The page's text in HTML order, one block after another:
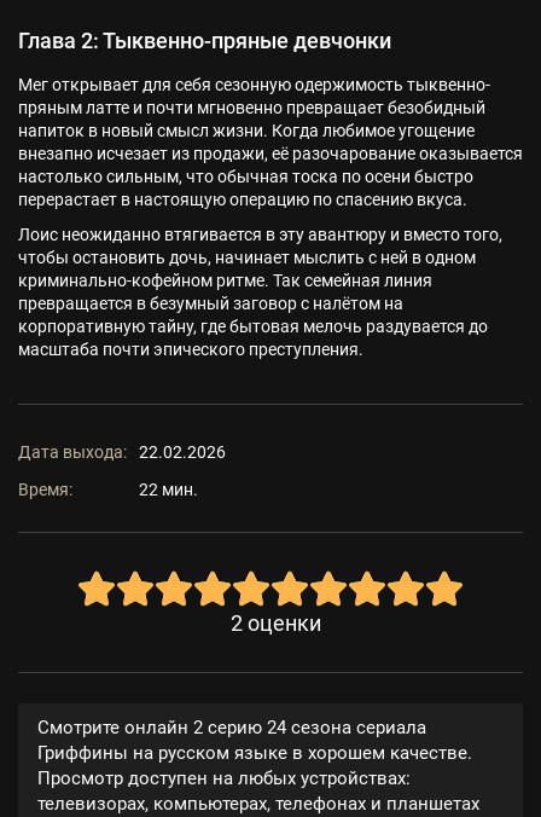
Глава 2: Тыквенно-пряные девчонки
Мег открывает для себя сезонную одержимость тыквенно-
пряным латте и почти мгновенно превращает безобидный
напиток в новый смысл жизни. Когда любимое угощение
внезапно исчезает из продажи, её разочарование оказывается
настолько сильным, что обычная тоска по осени быстро
перерастает в настоящую операцию по спасению вкуса.
Лоис неожиданно втягивается в эту авантюру и вместо того,
чтобы остановить дочь, начинает мыслить с ней в одном
криминально-кофейном ритме. Так семейная линия
превращается в безумный заговор с налётом на
корпоративную тайну, где бытовая мелочь раздувается до
масштаба почти эпического преступления.
Дата выхода:
22.02.2026
Время:
22 мин.
2 оценки
Смотрите онлайн 2 серию 24 сезона сериала
Гриффины на русском языке в хорошем качестве.
Просмотр доступен на любых устройствах:
телевизорах, компьютерах, телефонах и планшетах